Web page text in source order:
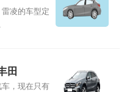
凌的车型定
田
，现在只有